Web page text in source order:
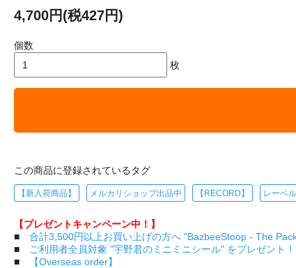
4,700円(税427円)
個数
枚
この商品に登録されているタグ
【新入荷商品】 メルカリショップ出品中 【RECORD】 レーベ
【プレゼントキャンペーン中！】
■ 合計3,500円以上お買い上げの方へ "BazbeeStoop - The
■
ご利用者全員対象 "宇野君のミニミニシール" をプレゼント
■
【Overseas order】